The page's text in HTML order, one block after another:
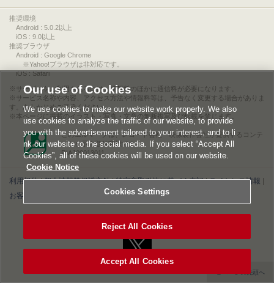
推奨環境
Android : 5.0.2以上
iOS : 9.0以上
推奨ブラウザ
Android : Google Chrome
※Yahoo!ブラウザは非対応です。
iOS : Safari
サービスをご利用されるには、情報料のほかに通信料が必要になります。
サービス名称や内容、アクセス方法や情報料等は、予告なく変更する場合がありま
す。あらかじめご了承ください。
本ページに掲載のイラスト・写真・文章の無断複写及び転載を禁じます。
このエルマークは、レコード会社・映像製作会社が提供するコンテ
ンツを示す登録商標です。
RIAJ00013011
利用規約|個人情報等保護方針|特定商取引法に基づく表記|ライセンス情報
お客様情報の外部送信について|Cookies Settings
▲ページの先頭へ
Our use of Cookies
We use cookies to make our website work properly. We also
use cookies to analyze the traffic of our website, to provide
you with the advertisement tailored to your interest, and to li
nk our website to the social media. If you select “Accept All
Cookies”, all of these cookies will be used on our website.
Cookie Notice
Cookies Settings
Reject All Cookies
Accept All Cookies